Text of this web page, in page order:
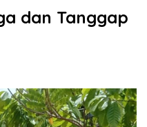
dan Tanggap